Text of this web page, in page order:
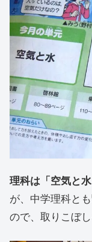
理科は「空気と水
が、中学理科と
ので、取りこぼ